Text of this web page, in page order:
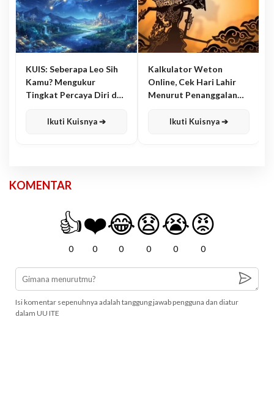
KUIS: Seberapa Leo Sih
Kamu? Mengukur
Tingkat Percaya Diri dan
Ikuti Kuisnya ➔
Kalkulator Weton
Online, Cek Hari Lahir
Menurut Penanggalan
Ikuti Kuisnya ➔
KOMENTAR
👍
0
❤️
0
😂
0
😧
0
😭
0
😡
0
Isi komentar sepenuhnya adalah tanggung jawab pengguna dan diatur
dalam UU ITE